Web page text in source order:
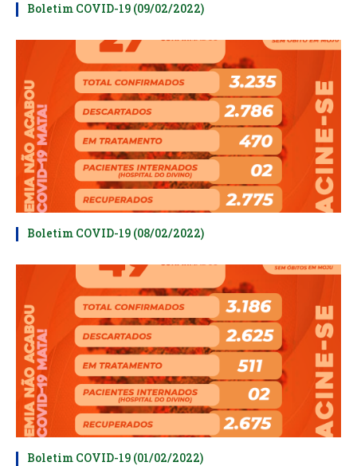
Boletim COVID-19 (09/02/2022)
Boletim COVID-19 (08/02/2022)
Boletim COVID-19 (01/02/2022)